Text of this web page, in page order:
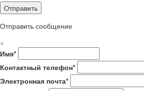
Отправить сообщение
×
Имя*
Контактный телефон*
Электронная почта*